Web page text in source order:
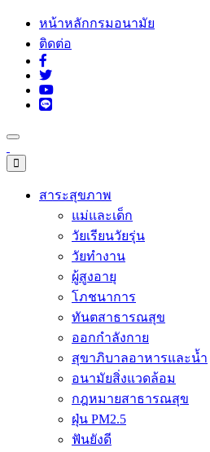
หน้าหลักกรมอนามัย
ติดต่อ
สาระสุขภาพ
แม่และเด็ก
วัยเรียนวัยรุ่น
วัยทำงาน
ผู้สูงอายุ
โภชนาการ
ทันตสาธารณสุข
ออกกำลังกาย
สุขาภิบาลอาหารและน้ำ
อนามัยสิ่งแวดล้อม
กฎหมายสาธารณสุข
ฝุ่น PM2.5
ฟันยังดี